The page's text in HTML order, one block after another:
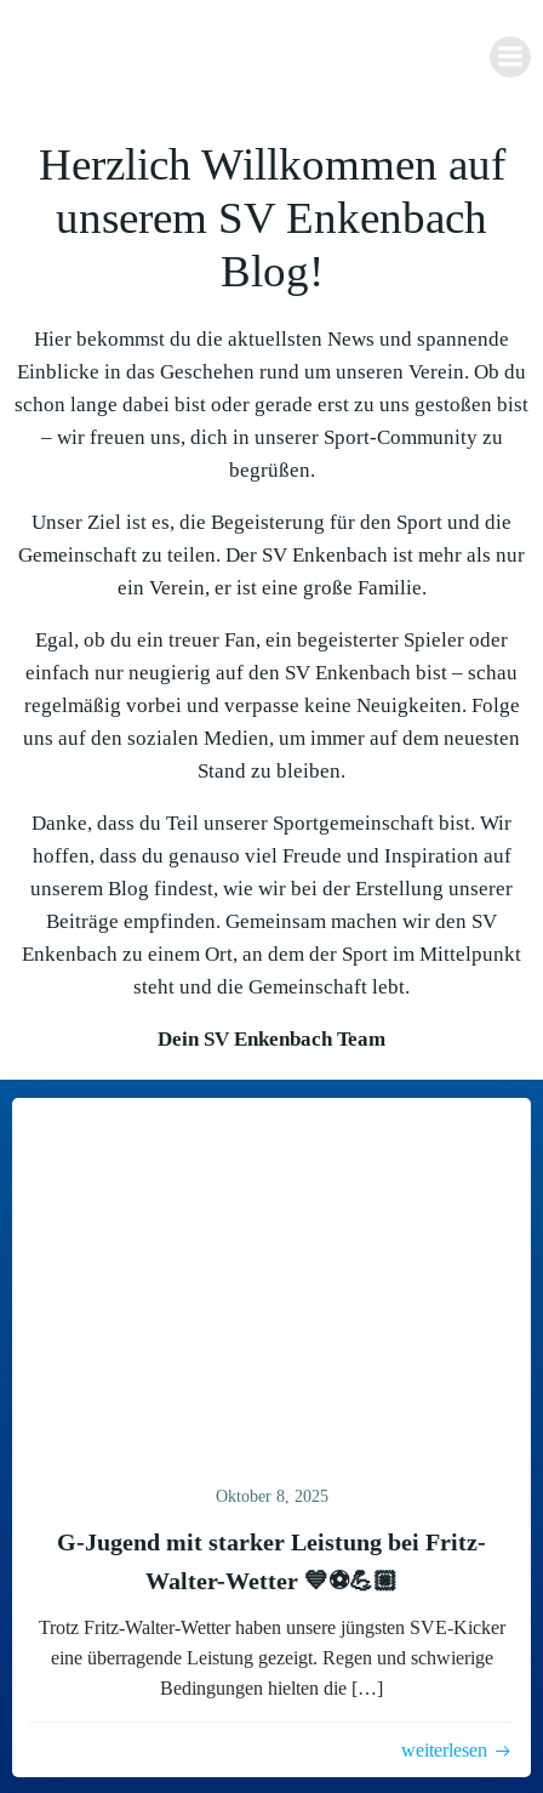
Herzlich Willkommen auf
unserem SV Enkenbach
Blog!
Hier bekommst du die aktuellsten News und spannende
Einblicke in das Geschehen rund um unseren Verein. Ob du
schon lange dabei bist oder gerade erst zu uns gestoßen bist
– wir freuen uns, dich in unserer Sport-Community zu
begrüßen.
Unser Ziel ist es, die Begeisterung für den Sport und die
Gemeinschaft zu teilen. Der SV Enkenbach ist mehr als nur
ein Verein, er ist eine große Familie.
Egal, ob du ein treuer Fan, ein begeisterter Spieler oder
einfach nur neugierig auf den SV Enkenbach bist – schau
regelmäßig vorbei und verpasse keine Neuigkeiten. Folge
uns auf den sozialen Medien, um immer auf dem neuesten
Stand zu bleiben.
Danke, dass du Teil unserer Sportgemeinschaft bist. Wir
hoffen, dass du genauso viel Freude und Inspiration auf
unserem Blog findest, wie wir bei der Erstellung unserer
Beiträge empfinden. Gemeinsam machen wir den SV
Enkenbach zu einem Ort, an dem der Sport im Mittelpunkt
steht und die Gemeinschaft lebt.
Dein SV Enkenbach Team
Oktober 8, 2025
G-Jugend mit starker Leistung bei Fritz-
Walter-Wetter 💙⚽️💪🏼
Trotz Fritz-Walter-Wetter haben unsere jüngsten SVE-Kicker
eine überragende Leistung gezeigt. Regen und schwierige
Bedingungen hielten die […]
weiterlesen